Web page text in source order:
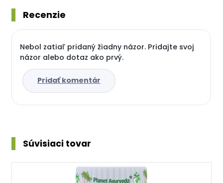
Recenzie
Nebol zatiaľ pridaný žiadny názor. Pridajte svoj
názor alebo dotaz ako prvý.
Pridať komentár
Súvisiaci tovar